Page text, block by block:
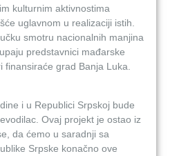
kulturnim aktivnostima
uglavnom u realizaciji istih.
smotru nacionalnih manjina
predstavnici mađarske
grad Banja Luka.
i u Republici Srpskoj bude
Ovaj projekt je ostao iz
da ćemo u saradnji sa
Srpske konačno ove